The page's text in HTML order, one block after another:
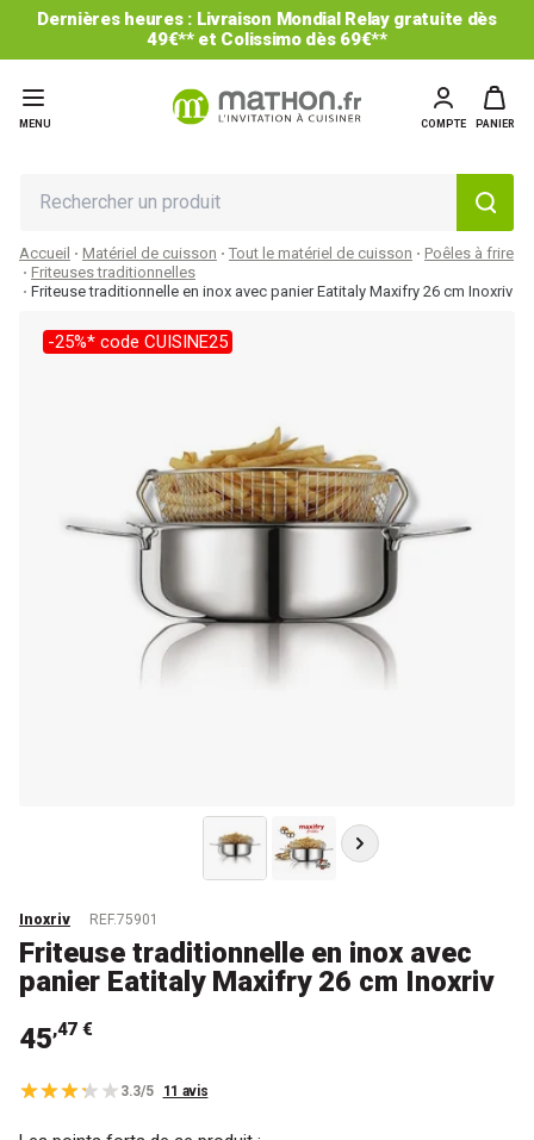
Dernières heures : Livraison Mondial Relay gratuite dès
49€** et Colissimo dès 69€**
MENU COMPTE PANIER
Accueil Matériel de cuisson Tout le matériel de cuisson
Poêles à frire
Friteuses traditionnelles
Friteuse traditionnelle en inox avec panier Eatitaly Maxifry 26 cm Inoxriv
-25%* code CUISINE25
Inoxriv REF.75901
Friteuse traditionnelle en inox avec
panier Eatitaly Maxifry 26 cm Inoxriv
45,47 €
3.3/5 11 avis